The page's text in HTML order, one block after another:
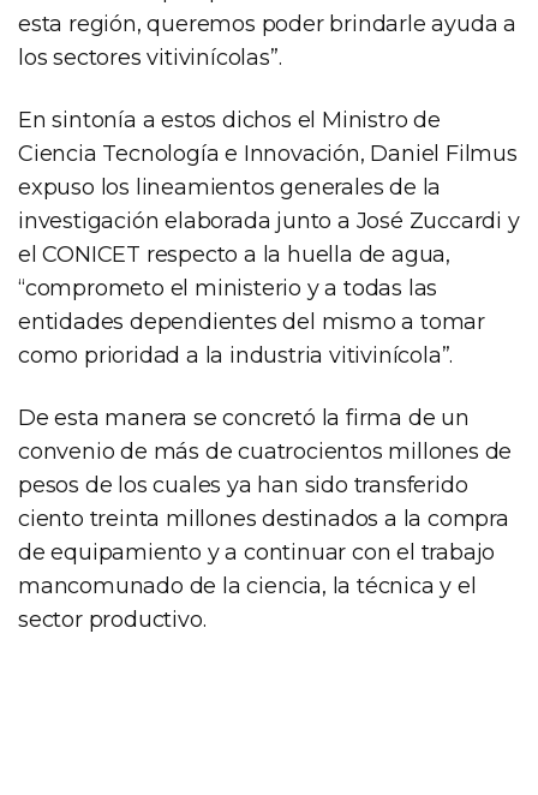
esta región, queremos poder brindarle ayuda a
los sectores vitivinícolas”.
En sintonía a estos dichos el Ministro de
Ciencia Tecnología e Innovación, Daniel Filmus
expuso los lineamientos generales de la
investigación elaborada junto a José Zuccardi y
el CONICET respecto a la huella de agua,
“comprometo el ministerio y a todas las
entidades dependientes del mismo a tomar
como prioridad a la industria vitivinícola”.
De esta manera se concretó la firma de un
convenio de más de cuatrocientos millones de
pesos de los cuales ya han sido transferido
ciento treinta millones destinados a la compra
de equipamiento y a continuar con el trabajo
mancomunado de la ciencia, la técnica y el
sector productivo.